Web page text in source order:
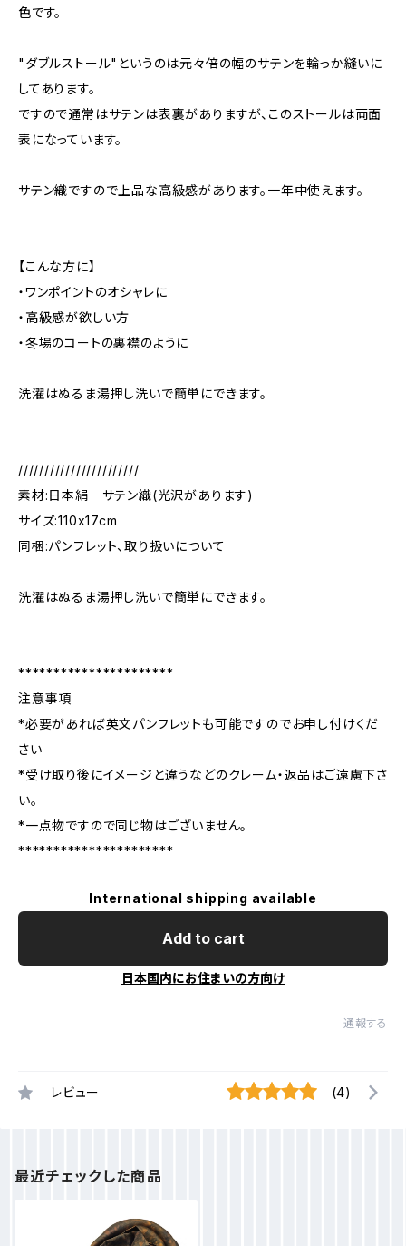
色です。
"ダブルストール"というのは元々倍の幅のサテンを輪っか縫いに
してあります。
ですので通常はサテンは表裏がありますが、このストールは両面
表になっています。
サテン織ですので上品な高級感があります。一年中使えます。
【こんな方に】
・ワンポイントのオシャレに
・高級感が欲しい方
・冬場のコートの裏襟のように
洗濯はぬるま湯押し洗いで簡単にできます。
///////////////////////
素材:日本絹 サテン織(光沢があります)
サイズ:110x17cm
同梱:パンフレット、取り扱いについて
洗濯はぬるま湯押し洗いで簡単にできます。
**********************
注意事項
*必要があれば英文パンフレットも可能ですのでお申し付けくだ
さい
*受け取り後にイメージと違うなどのクレーム・返品はご遠慮下さ
い。
*一点物ですので同じ物はございません。
**********************
International shipping available
Add to cart
日本国内にお住まいの方向け
通報する
レビュー (4)
最近チェックした商品